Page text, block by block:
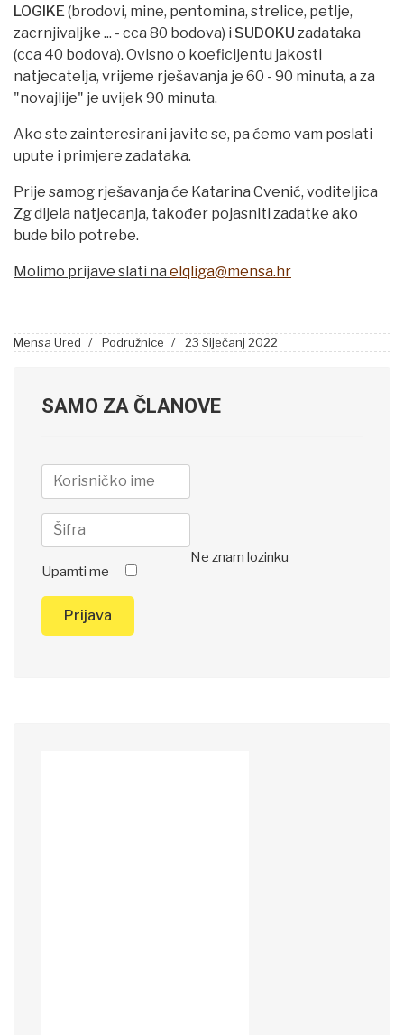
LOGIKE(brodovi, mine, pentomina, strelice, petlje,
zacrnjivaljke ... - cca 80 bodova) i SUDOKU zadataka
(cca 40 bodova). Ovisno o koeficijentu jakosti
natjecatelja, vrijeme rješavanja je 60 - 90 minuta, a za
"novajlije" je uvijek 90 minuta.
Ako ste zainteresirani javite se, pa ćemo vam poslati
upute i primjere zadataka.
Prije samog rješavanja će Katarina Cvenić, voditeljica
Zg dijela natjecanja, također pojasniti zadatke ako
bude bilo potrebe.
Molimo prijave slati na elqliga@mensa.hr
Mensa Ured Podružnice 23 Siječanj 2022
SAMO ZA ČLANOVE
Upamti me
Prijava
Ne znam lozinku